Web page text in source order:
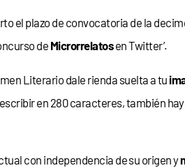
el plazo de convocatoria de la
deMicrorrelatosen Twitter’.
Literario dale rienda suelta a tu
en 280 caracteres, también
con independencia de su origen y